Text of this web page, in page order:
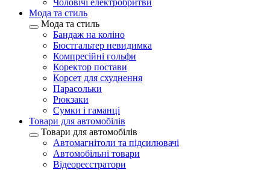
Чоловічі електробритви
Мода та стиль
Мода та стиль
Бандаж на коліно
Бюстгальтер невидимка
Компресійні гольфи
Коректор постави
Корсет для схуднення
Парасольки
Рюкзаки
Сумки і гаманці
Товари для автомобілів
Товари для автомобілів
Автомагнітоли та підсилювачі
Автомобільні товари
Відеореєстратори